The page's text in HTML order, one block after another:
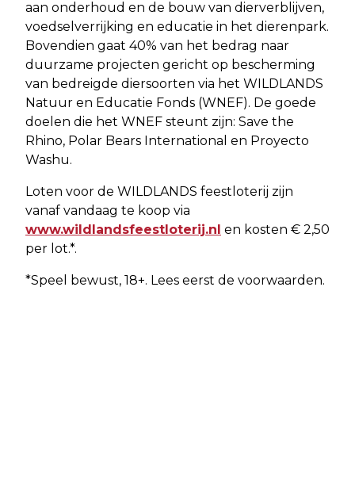
aan onderhoud en de bouw van dierverblijven,
voedselverrijking en educatie in het dierenpark.
Bovendien gaat 40% van het bedrag naar
duurzame projecten gericht op bescherming
van bedreigde diersoorten via het WILDLANDS
Natuur en Educatie Fonds (WNEF). De goede
doelen die het WNEF steunt zijn: Save the
Rhino, Polar Bears International en Proyecto
Washu.
Loten voor de WILDLANDS feestloterij zijn
vanaf vandaag te koop via
www.wildlandsfeestloterij.nl en kosten € 2,50
per lot.*.
*Speel bewust, 18+. Lees eerst de voorwaarden.